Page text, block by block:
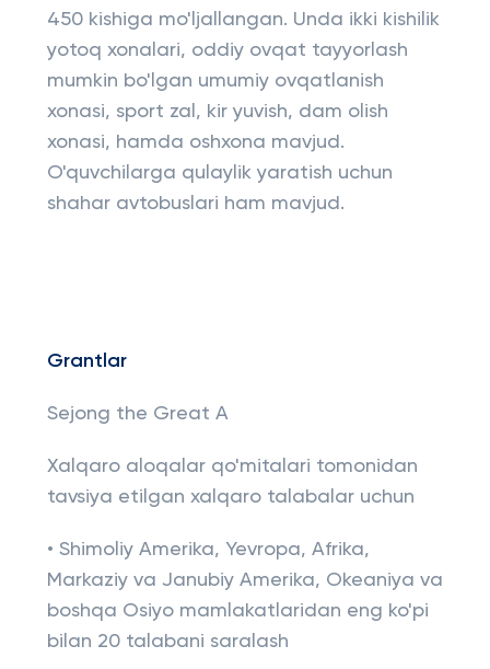
450 kishiga mo'ljallangan. Unda ikki kishilik
yotoq xonalari, oddiy ovqat tayyorlash
mumkin bo'lgan umumiy ovqatlanish
xonasi, sport zal, kir yuvish, dam olish
xonasi, hamda oshxona mavjud.
O'quvchilarga qulaylik yaratish uchun
shahar avtobuslari ham mavjud.
Grantlar
Sejong the Great A
Xalqaro aloqalar qo'mitalari tomonidan
tavsiya etilgan xalqaro talabalar uchun
• Shimoliy Amerika, Yevropa, Afrika,
Markaziy va Janubiy Amerika, Okeaniya va
boshqa Osiyo mamlakatlaridan eng ko'pi
bilan 20 talabani saralash